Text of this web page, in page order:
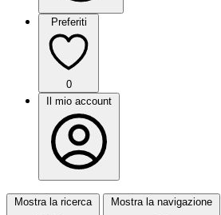
Preferiti
0
Il mio account
Mostra la ricerca Mostra la navigazione